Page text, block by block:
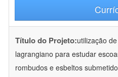
Título do Projeto:utilização
lagrangiano para estudar
rombudos e esbeltos